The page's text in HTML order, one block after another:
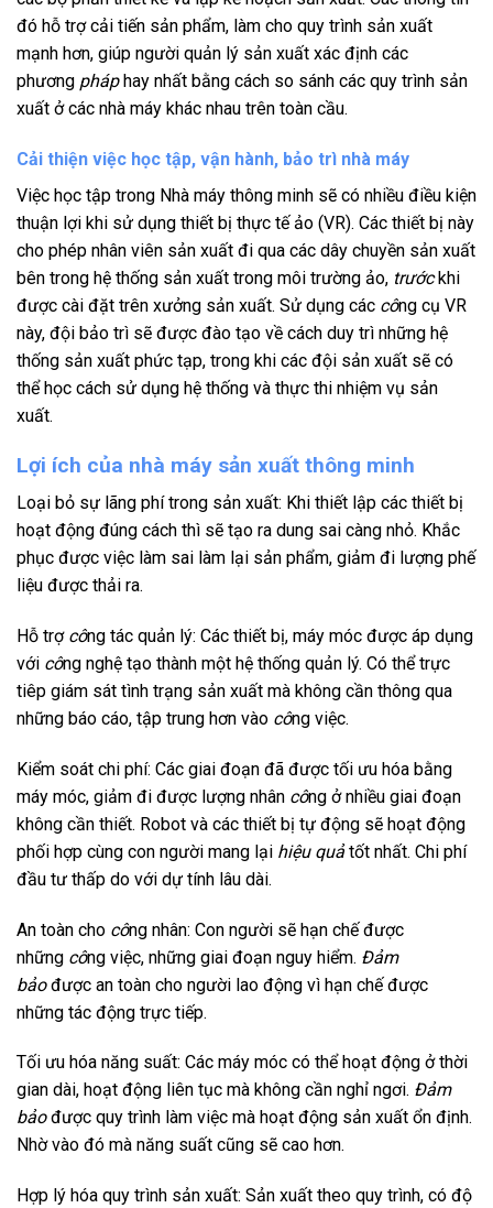
đó hỗ trợ cải tiến sản phẩm, làm cho quy trình sản xuất
mạnh hơn, giúp người quản lý sản xuất xác định các
phương pháphay nhất bằng cách so sánh các quy trình sản
xuất ở các nhà máy khác nhau trên toàn cầu.
Cải thiện việc học tập, vận hành, bảo trì nhà máy
Việc học tập trong Nhà máy thông minh sẽ có nhiều điều kiện
thuận lợi khi sử dụng thiết bị thực tế ảo (VR). Các thiết bị này
cho phép nhân viên sản xuất đi qua các dây chuyền sản xuất
bên trong hệ thống sản xuất trong môi trường ảo, trướckhi
được cài đặt trên xưởng sản xuất. Sử dụng các công cụ VR
này, đội bảo trì sẽ được đào tạo về cách duy trì những hệ
thống sản xuất phức tạp, trong khi các đội sản xuất sẽ có
thể học cách sử dụng hệ thống và thực thi nhiệm vụ sản
xuất.
Lợi ích của nhà máy sản xuất thông minh
Loại bỏ sự lãng phí trong sản xuất: Khi thiết lập các thiết bị
hoạt động đúng cách thì sẽ tạo ra dung sai càng nhỏ. Khắc
phục được việc làm sai làm lại sản phẩm, giảm đi lượng phế
liệu được thải ra.
Hỗ trợ công tác quản lý: Các thiết bị, máy móc được áp dụng
với công nghệ tạo thành một hệ thống quản lý. Có thể trực
tiêp giám sát tình trạng sản xuất mà không cần thông qua
những báo cáo, tập trung hơn vào công việc.
Kiểm soát chi phí: Các giai đoạn đã được tối ưu hóa bằng
máy móc, giảm đi được lượng nhân công ở nhiều giai đoạn
không cần thiết. Robot và các thiết bị tự động sẽ hoạt động
phối hợp cùng con người mang lại hiệu quảtốt nhất. Chi phí
đầu tư thấp do với dự tính lâu dài.
An toàn cho công nhân: Con người sẽ hạn chế được
những công việc, những giai đoạn nguy hiểm. Đảm
bảođược an toàn cho người lao động vì hạn chế được
những tác động trực tiếp.
Tối ưu hóa năng suất: Các máy móc có thể hoạt động ở thời
gian dài, hoạt động liên tục mà không cần nghỉ ngơi. Đảm
bảođược quy trình làm việc mà hoạt động sản xuất ổn định.
Nhờ vào đó mà năng suất cũng sẽ cao hơn.
Hợp lý hóa quy trình sản xuất: Sản xuất theo quy trình, có độ